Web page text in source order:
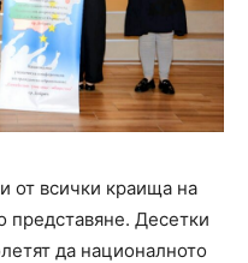
от всички краища на
представяне. Десетки
да националното